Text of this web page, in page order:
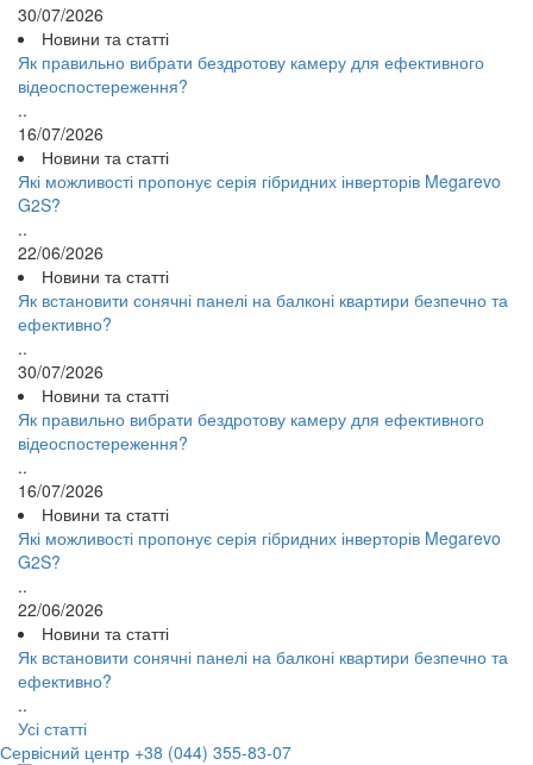
30/07/2026
Новини та статті
Як правильно вибрати бездротову камеру для ефективного
відеоспостереження?
..
16/07/2026
Новини та статті
Які можливості пропонує серія гібридних інверторів Megarevo
G2S?
..
22/06/2026
Новини та статті
Як встановити сонячні панелі на балконі квартири безпечно та
ефективно?
..
30/07/2026
Новини та статті
Як правильно вибрати бездротову камеру для ефективного
відеоспостереження?
..
16/07/2026
Новини та статті
Які можливості пропонує серія гібридних інверторів Megarevo
G2S?
..
22/06/2026
Новини та статті
Як встановити сонячні панелі на балконі квартири безпечно та
ефективно?
..
Усі статті
Сервісний центр +38 (044) 355-83-07